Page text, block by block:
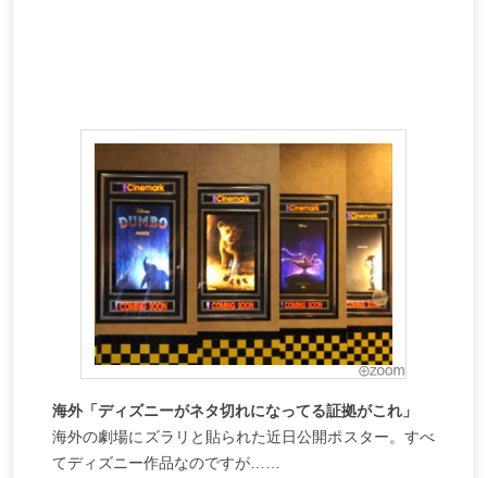
海外「ディズニーがネタ切れになってる証拠がこれ」
海外の劇場にズラリと貼られた近日公開ポスター。すべ
てディズニー作品なのですが……